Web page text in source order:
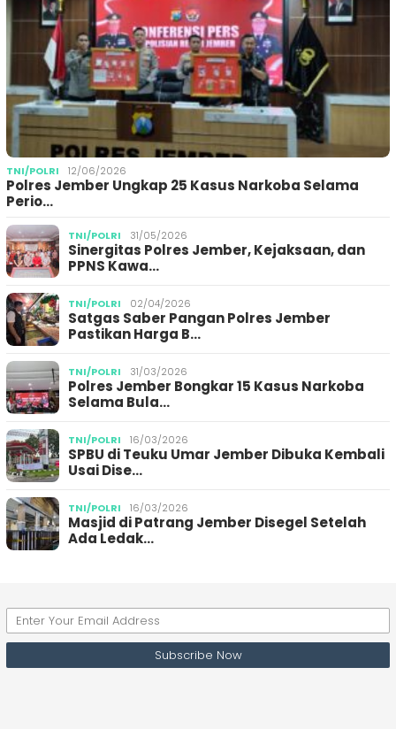
TNI/POLRI 12/06/2026
Polres Jember Ungkap 25 Kasus Narkoba Selama
Perio…
TNI/POLRI 31/05/2026
Sinergitas Polres Jember, Kejaksaan, dan
PPNS Kawa…
TNI/POLRI 02/04/2026
Satgas Saber Pangan Polres Jember
Pastikan Harga B…
TNI/POLRI 31/03/2026
Polres Jember Bongkar 15 Kasus Narkoba
Selama Bula…
TNI/POLRI 16/03/2026
SPBU di Teuku Umar Jember Dibuka Kembali
Usai Dise…
TNI/POLRI 16/03/2026
Masjid di Patrang Jember Disegel Setelah
Ada Ledak…